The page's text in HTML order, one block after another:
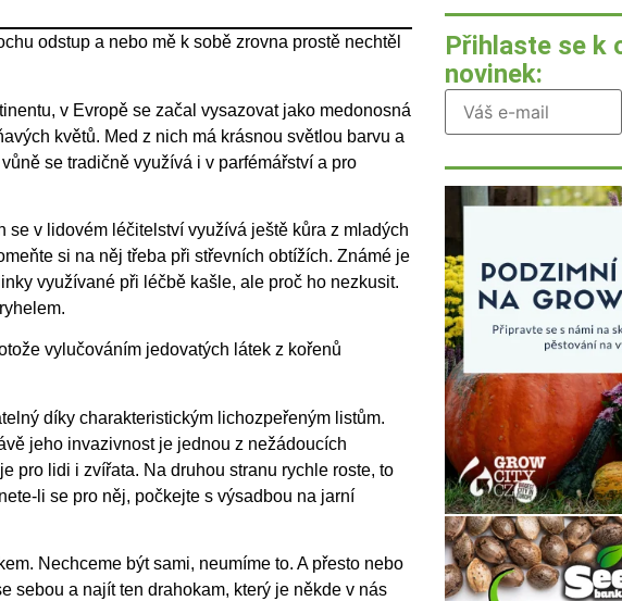
odstup a nebo mě k sobě zrovna prostě nechtěl
v Evropě se začal vysazovat jako medonosná
květů. Med z nich má krásnou světlou barvu a
se tradičně využívá i v parfémářství a pro
v lidovém léčitelství využívá ještě kůra z mladých
si na něj třeba při střevních obtížích. Známé je
využívané při léčbě kašle, ale proč ho nezkusit.
vylučováním jedovatých látek z kořenů
díky charakteristickým lichozpeřeným listům.
jeho invazivnost je jednou z nežádoucích
pro lidi i zvířata. Na druhou stranu rychle roste, to
li se pro něj, počkejte s výsadbou na jarní
Nechceme být sami, neumíme to. A přesto nebo
sebou a najít ten drahokam, který je někde v nás
Přihlaste se k
novinek: